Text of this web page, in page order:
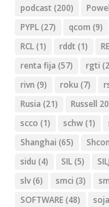
podcast (200)
PYPL(27) qcom (9)
RCL(1) rddt (1)
renta fija (57) rgti
rivn (9) roku (7)
Rusia (21) Russell
scco (1) schw(1)
Shanghai (65)
sidu (4) SIL(5) SILJ
slv(6) smci (3)
SOFTWARE(48) soja